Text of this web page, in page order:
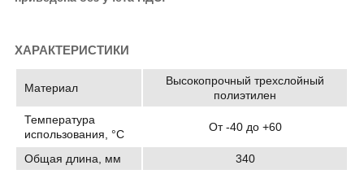
ХАРАКТЕРИСТИКИ
Материал
Высокопрочный трехслойный
полиэтилен
Температура
использования, °C
От -40 до +60
Общая длина, мм
340